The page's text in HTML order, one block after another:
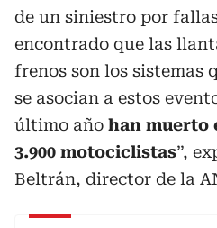
de un siniestro por
encontrado que las
frenos son los sistemas
se asocian a estos
último año han muerto
3.900 motociclistas”,
Beltrán, director de la